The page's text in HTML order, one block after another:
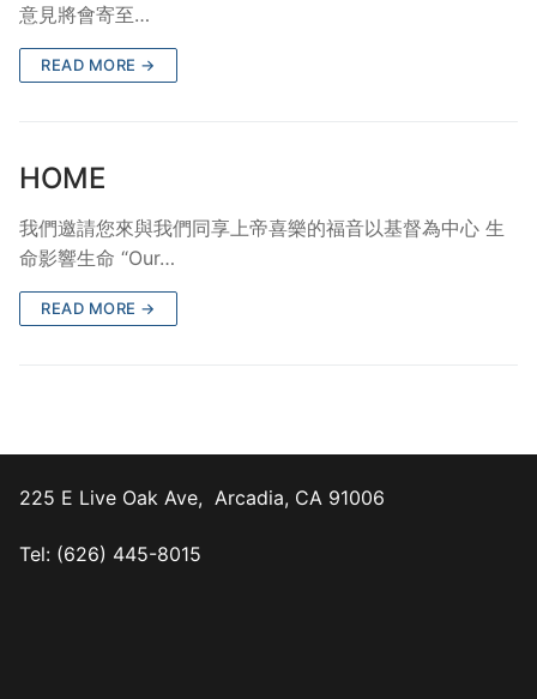
意見將會寄至…
READ MORE →
HOME
我們邀請您來與我們同享上帝喜樂的福音以基督為中心 生
命影響生命 “Our…
READ MORE →
225 E Live Oak Ave, Arcadia, CA 91006
Tel: (626) 445-8015